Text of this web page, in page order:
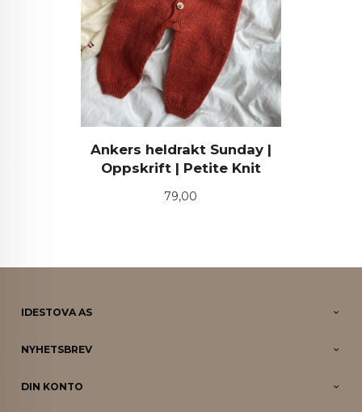
Ankers heldrakt Sunday |
Oppskrift | Petite Knit
Pris
79,00
IDESTOVA AS
NYHETSBREV
DIN KONTO